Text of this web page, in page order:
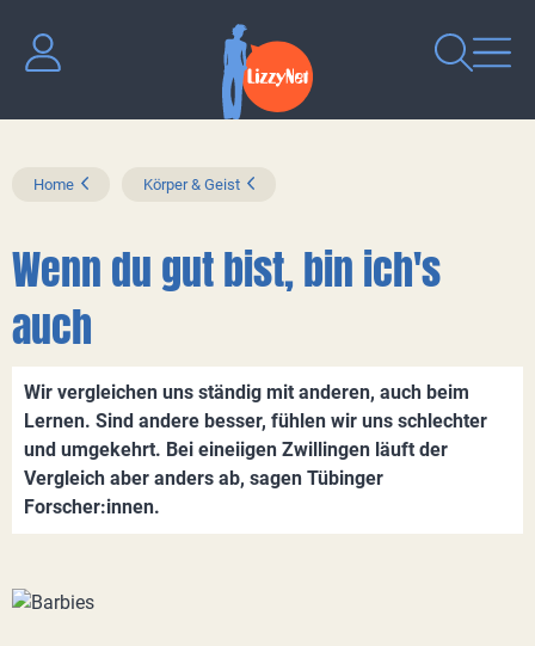
Home Körper & Geist
Wenn du gut bist, bin ich's
auch
Wir vergleichen uns ständig mit anderen, auch beim
Lernen. Sind andere besser, fühlen wir uns schlechter
und umgekehrt. Bei eineiigen Zwillingen läuft der
Vergleich aber anders ab, sagen Tübinger
Forscher:innen.